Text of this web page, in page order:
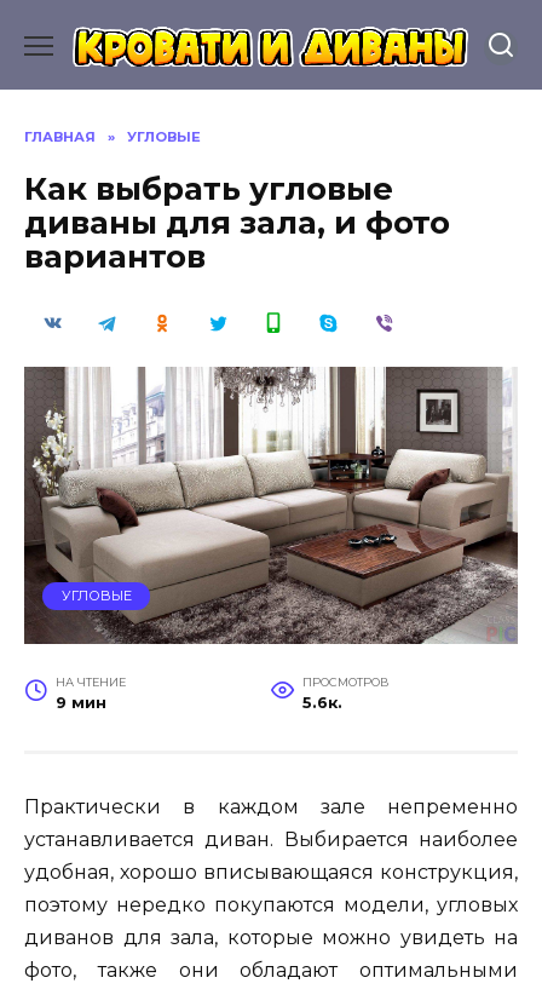
содержанию
ГЛАВНАЯ » УГЛОВЫЕ
Как выбрать угловые
диваны для зала, и фото
вариантов
УГЛОВЫЕ
НА ЧТЕНИЕ
9 мин
ПРОСМОТРОВ
5.6к.
Практически в каждом зале непременно
устанавливается диван. Выбирается наиболее
удобная, хорошо вписывающаяся конструкция,
поэтому нередко покупаются модели, угловых
диванов для зала, которые можно увидеть на
фото, также они обладают оптимальными